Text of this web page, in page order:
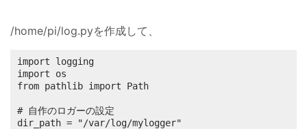
/home/pi/log.pyを作成して、
import logging
import os
from pathlib import Path
# 自作のロガーの設定
dir_path = "/var/log/mylogger"